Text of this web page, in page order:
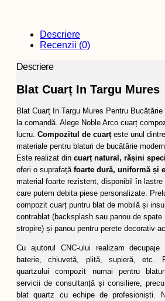
Descriere
Recenzii (0)
Descriere
Blat Cuarț In Targu Mures
Blat Cuarț In Targu Mures Pentru
la comandă. Alege Noble Arco cuarț
lucru. Compozitul de cuarț este unul
materiale pentru blaturi de bucătărie
Este realizat din cuarț natural, rășini
oferi o suprafață foarte dură, uniformă și
material foarte rezistent, disponibil în
care putem debita piese personalizate.
compozit cuarț puntru blat de mobilă și
contrablat (backsplash sau panou de spate
stropire) și panou pentru perete decorativ
Cu ajutorul CNC-ului realizam decupaje
baterie, chiuvetă, plită, supieră, etc.
quartzului compozit numai pentru
servicii de consultanță și consiliere,
blat quartz cu echipe de profesioniști.